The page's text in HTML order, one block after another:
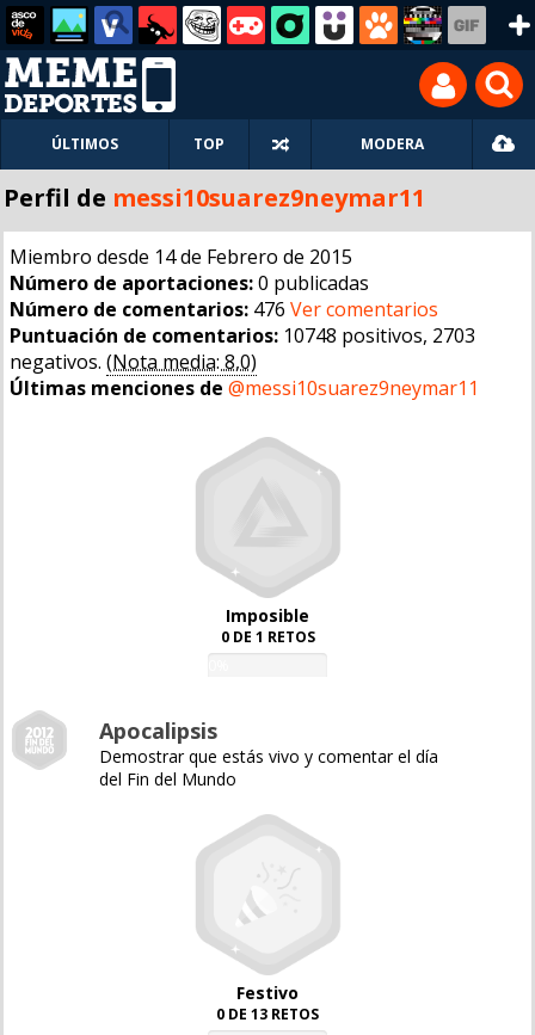
ÚLTIMOS TOP MODERA
Perfil de messi10suarez9neymar11
Miembro desde 14 de Febrero de 2015
Número de aportaciones:0 publicadas
Número de comentarios: 476 Ver comentarios
Puntuación de comentarios: 10748 positivos, 2703
negativos. (Nota media: 8,0)
Últimas menciones de @messi10suarez9neymar11
Imposible
0 DE 1 RETOS
Apocalipsis
Demostrar que estás vivo y comentar el día
del Fin del Mundo
Festivo
0 DE 13 RETOS